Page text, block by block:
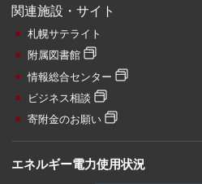
関連施設・サイト
札幌サテライト
附属図書館
情報総合センター
ビジネス相談
寄附金のお願い
エネルギー電力使用状況